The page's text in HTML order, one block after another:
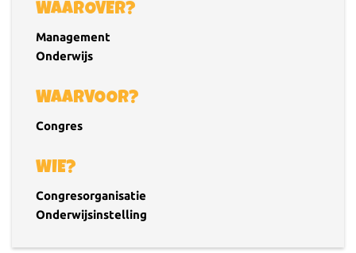
WAAROVER?
Management
Onderwijs
WAARVOOR?
Congres
WIE?
Congresorganisatie
Onderwijsinstelling